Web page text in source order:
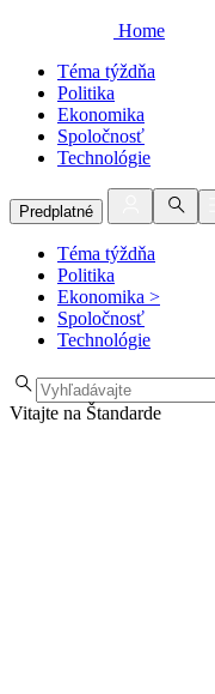
Home
Téma týždňa
Politika
Ekonomika
Spoločnosť
Technológie
Predplatné
Téma týždňa
Politika
Ekonomika >
Spoločnosť
Technológie
Vitajte na Štandarde